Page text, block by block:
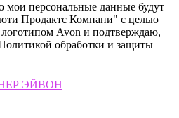
мои персональные данные будут
Продактс Компани" с целью
Avon и подтверждаю,
обработки и защиты
ЭЙВОН